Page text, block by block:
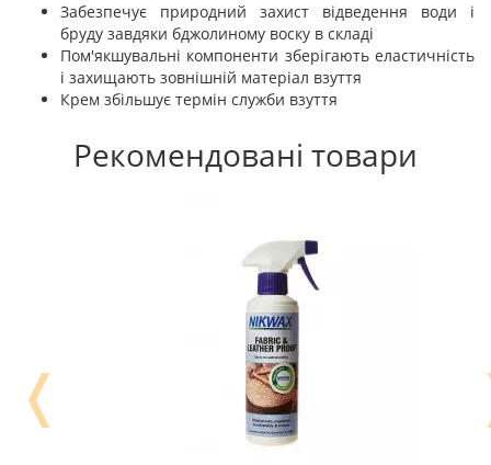
Забезпечує природний захист відведення води і
бруду завдяки бджолиному воску в складі
Пом'якшувальні компоненти зберігають еластичність
і захищають зовнішній матеріал взуття
Крем збільшує термін служби взуття
Рекомендовані товари
❬